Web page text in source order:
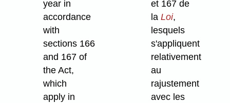
year in
accordance
with
sections 166
and 167 of
the Act,
which
apply in
et 167 de
laLoi,
lesquels
s'appliquent
relativement
au
rajustement
avec les